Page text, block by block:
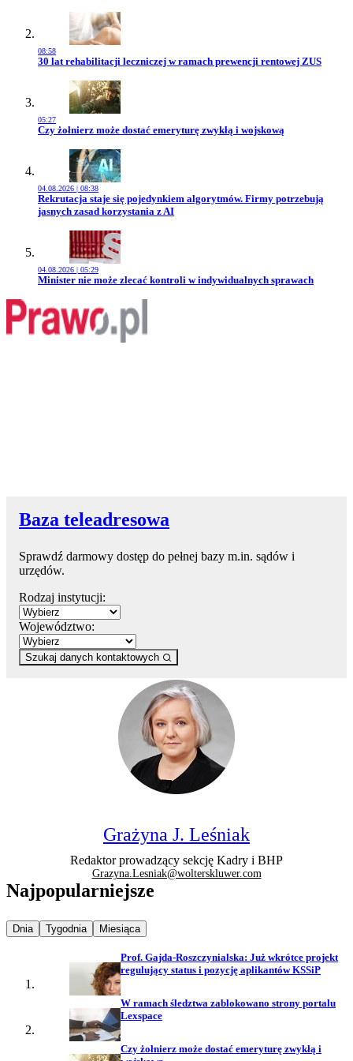
08:58
Przejdź do artykułu:
30 lat rehabilitacji leczniczej w ramach prewencji rentowej ZUS
05:27
Przejdź do artykułu:
Czy żołnierz może dostać emeryturę zwykłą i wojskową
04.08.2026 | 08:38
Przejdź do artykułu:
Rekrutacja staje się pojedynkiem algorytmów. Firmy potrzebują
jasnych zasad korzystania z AI
04.08.2026 | 05:29
Przejdź do artykułu:
Minister nie może zlecać kontroli w indywidualnych sprawach
Baza teleadresowa
Sprawdź darmowy dostęp do pełnej bazy m.in. sądów i
urzędów.
Rodzaj instytucji:
Województwo:
Szukaj danych kontaktowych
Grażyna J. Leśniak
Redaktor prowadzący sekcję Kadry i BHP
Grazyna.Lesniak@wolterskluwer.com
Najpopularniejsze
Najpopularniejsze wiadomości z
Dnia Najpopularniejsze wiadomości z
Tygodnia Najpopularniejsze wiadomości z
Miesiąca
Prof. Gajda-Roszczynialska: Już wkrótce projekt
regulujący status i pozycję aplikantów KSSiP
W ramach śledztwa zablokowano strony portalu
Lexspace
Czy żołnierz może dostać emeryturę zwykłą i